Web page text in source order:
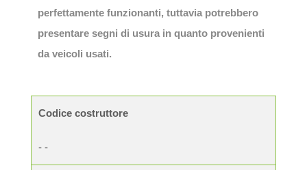
perfettamente funzionanti, tuttavia potrebbero
presentare segni di usura in quanto provenienti
da veicoli usati.
Codice costruttore
- -